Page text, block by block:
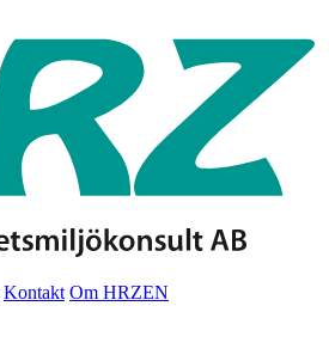
Kontakt Om HRZEN